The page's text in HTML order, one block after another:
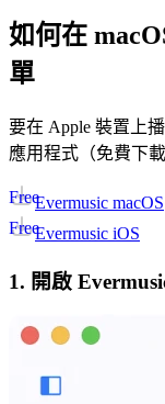
如何在
單
要在 Apple 裝置上
應用程式（免費下載
Evermusic macOS
Free
Evermusic iOS
Free
1. 開啟